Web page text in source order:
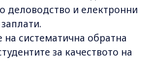
деловодство и електронни
систематична обратна
за качеството на